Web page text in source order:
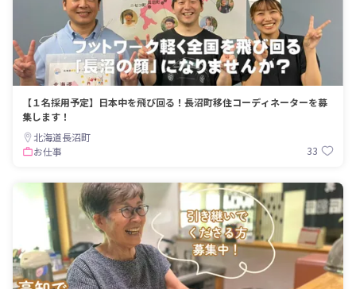
【１名採用予定】日本中を飛び回る！長沼町移住コーディネーターを募
集します！
北海道長沼町
お仕事
33